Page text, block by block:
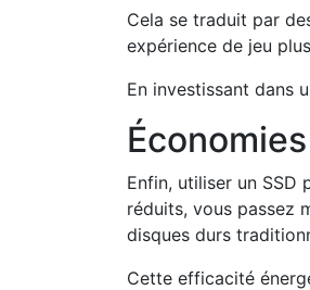
Cela se traduit par
expérience de jeu
En investissant dans
Enfin, utiliser un SSD
réduits, vous passez
disques durs
Cette efficacité